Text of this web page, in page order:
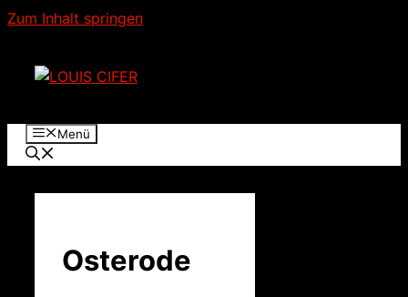
Zum Inhalt springen
Menü
Osterode